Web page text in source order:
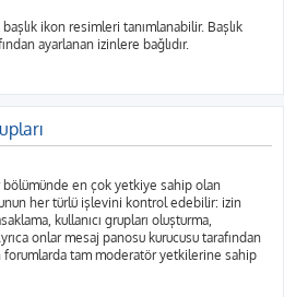
ikon resimleri tanımlanabilir. Başlık
ayarlanan izinlere bağlıdır.
en çok yetkiye sahip olan
her türlü işlevini kontrol edebilir: izin
kullanıcı grupları oluşturma,
onlar mesaj panosu kurucusu tarafından
forumlarda tam moderatör yetkilerine sahip